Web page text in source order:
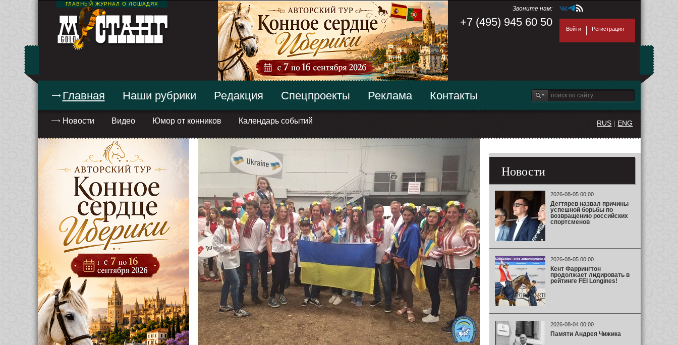
ГЛАВНЫЙ ЖУРНАЛ О ЛОШАДЯХ
Звоните нам:
+7 (495) 945 60 50
Войти Регистрация
Главная
Новости Видео Юмор от конников Календарь событий
Наши рубрики Редакция Спецпроекты Реклама Контакты
RUS | ENG
Новости
2026-08-05 00:00
Дегтярев назвал причины
успешной борьбы по
возвращению российских
спортсменов
2026-08-05 00:00
Кент Фаррингтон
продолжает лидировать в
рейтинге FEI Longines!
2026-08-04 00:00
Памяти Андрея Чижика